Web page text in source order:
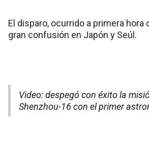
El disparo, ocurrido a primera hora
gran confusión en Japón y Seúl.
Video: despegó con éxito la
Shenzhou-16 con el primer